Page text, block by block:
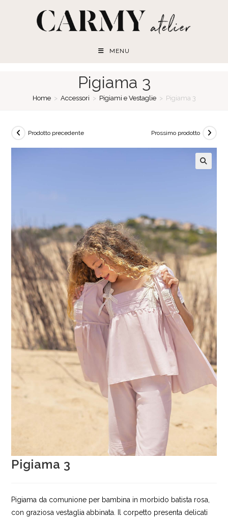
MENU
Pigiama 3
Home > Accessori > Pigiami e Vestaglie > Pigiama 3
Prodotto precedente Prossimo prodotto
Pigiama 3
Pigiama da comunione per bambina in morbido batista rosa,
con graziosa vestaglia abbinata. Il corpetto presenta delicati